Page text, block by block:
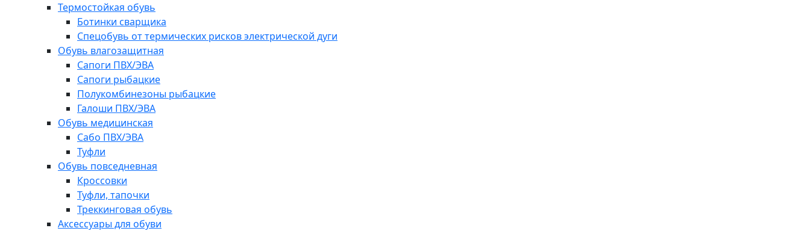
Термостойкая обувь
Ботинки сварщика
Спецобувь от термических рисков электрической дуги
Обувь влагозащитная
Сапоги ПВХ/ЭВА
Сапоги рыбацкие
Полукомбинезоны рыбацкие
Галоши ПВХ/ЭВА
Обувь медицинская
Сабо ПВХ/ЭВА
Туфли
Обувь повседневная
Кроссовки
Туфли, тапочки
Треккинговая обувь
Аксессуары для обуви